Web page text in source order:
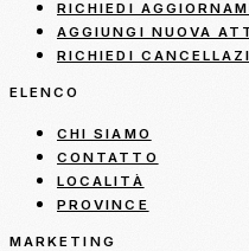
RICHIEDI
AGGIUNGI NUOVA
RICHIEDI
ELENCO
CHI SIAMO
CONTATTO
LOCALITÀ
PROVINCE
MARKETING